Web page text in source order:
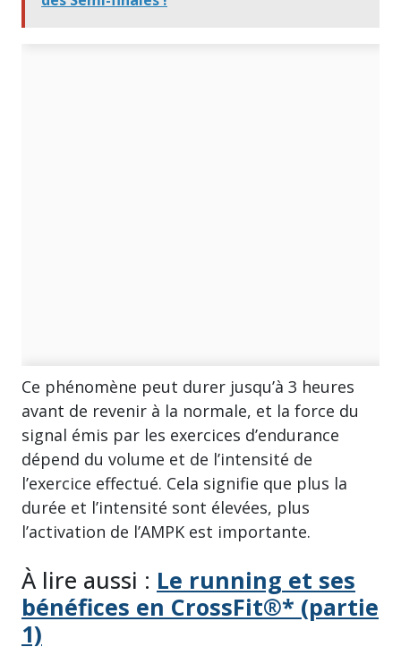
Ce phénomène peut durer jusqu’à 3 heures
avant de revenir à la normale, et la force du
signal émis par les exercices d’endurance
dépend du volume et de l’intensité de
l’exercice effectué. Cela signifie que plus la
durée et l’intensité sont élevées, plus
l’activation de l’AMPK est importante.
À lire aussi : Le running et ses
bénéfices en CrossFit®* (partie
1)